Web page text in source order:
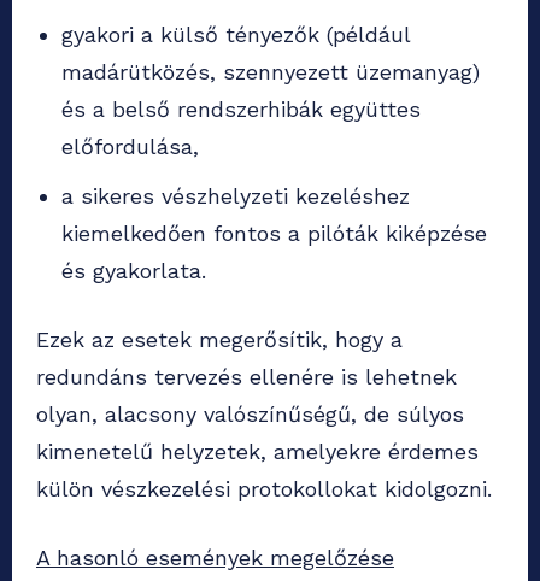
gyakori a külső tényezők (például
madárütközés, szennyezett üzemanyag)
és a belső rendszerhibák együttes
előfordulása,
a sikeres vészhelyzeti kezeléshez
kiemelkedően fontos a pilóták kiképzése
és gyakorlata.
Ezek az esetek megerősítik, hogy a
redundáns tervezés ellenére is lehetnek
olyan, alacsony valószínűségű, de súlyos
kimenetelű helyzetek, amelyekre érdemes
külön vészkezelési protokollokat kidolgozni.
A hasonló események megelőzése